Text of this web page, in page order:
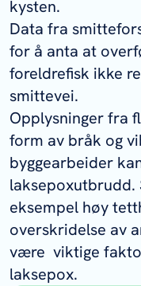
kysten.
Data fra
for å anta at
foreldrefisk ikke
smittevei.
Opplysninger fra
form av bråk og
byggearbeider
eksempel høy
overskridelse av
være viktige
laksepox.